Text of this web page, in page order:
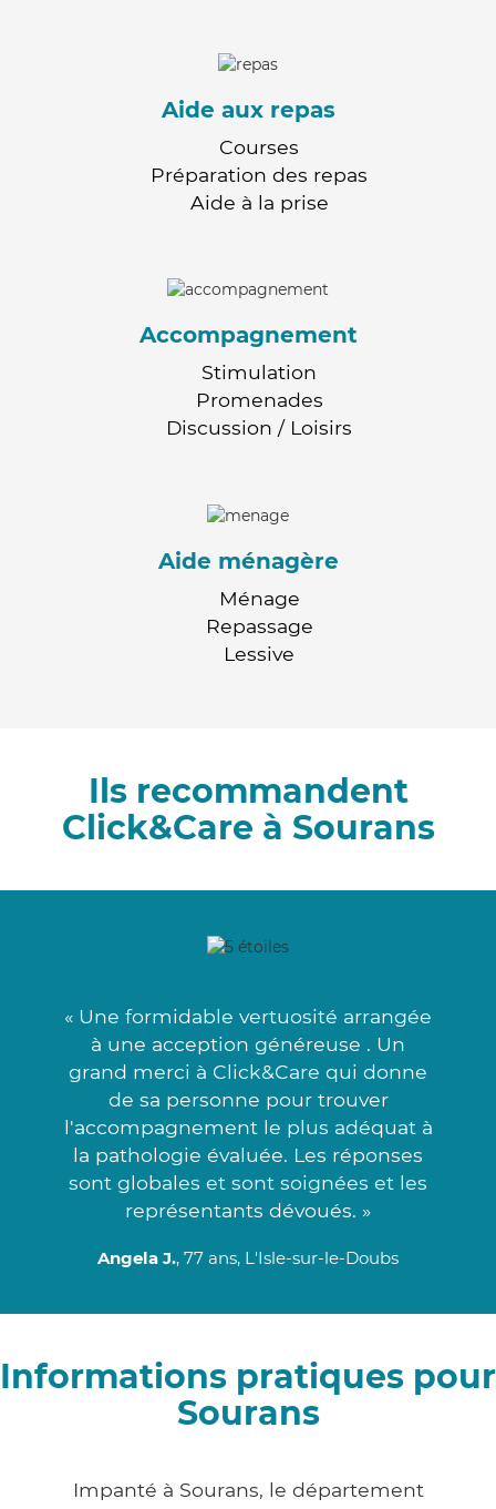
Aide aux repas
Courses
Préparation des repas
Aide à la prise
Accompagnement
Stimulation
Promenades
Discussion / Loisirs
Aide ménagère
Ménage
Repassage
Lessive
Ils recommandent
Click&Care à Sourans
« Une formidable vertuosité arrangée
à une acception généreuse . Un
grand merci à Click&Care qui donne
de sa personne pour trouver
l'accompagnement le plus adéquat à
la pathologie évaluée. Les réponses
sont globales et sont soignées et les
représentants dévoués. »
Angela J., 77 ans, L'Isle-sur-le-Doubs
Informations pratiques pour
Sourans
Impanté à Sourans, le département